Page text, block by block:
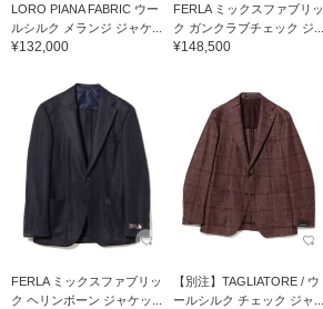
LORO PIANA FABRIC ウー
ルシルク メランジ ジャケ...
¥132,000
FERLA ミックスファブリッ
ク ガンクラブチェック ジ...
¥148,500
FERLA ミックスファブリッ
ク ヘリンボーン ジャケッ...
【別注】TAGLIATORE / ウ
ールシルク チェック ジャ...